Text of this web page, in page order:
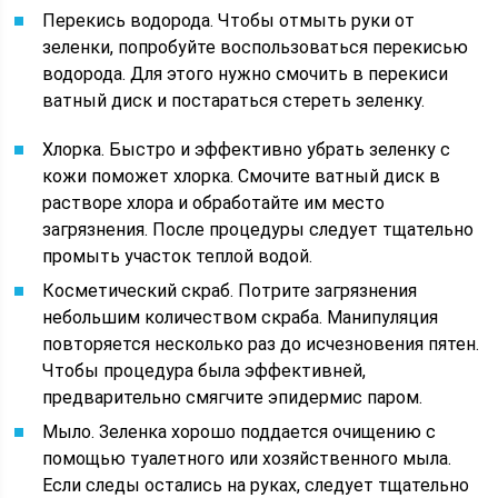
Перекись водорода. Чтобы отмыть руки от
зеленки, попробуйте воспользоваться перекисью
водорода. Для этого нужно смочить в перекиси
ватный диск и постараться стереть зеленку.
Хлорка. Быстро и эффективно убрать зеленку с
кожи поможет хлорка. Смочите ватный диск в
растворе хлора и обработайте им место
загрязнения. После процедуры следует тщательно
промыть участок теплой водой.
Косметический скраб. Потрите загрязнения
небольшим количеством скраба. Манипуляция
повторяется несколько раз до исчезновения пятен.
Чтобы процедура была эффективней,
предварительно смягчите эпидермис паром.
Мыло. Зеленка хорошо поддается очищению с
помощью туалетного или хозяйственного мыла.
Если следы остались на руках, следует тщательно